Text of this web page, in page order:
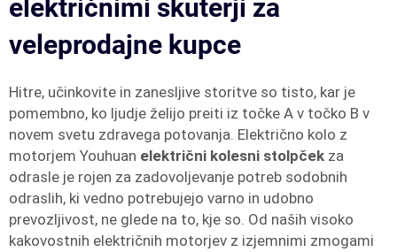
električnimi skuterji za
veleprodajne kupce
Hitre, učinkovite in zanesljive storitve so tisto, kar je
pomembno, ko ljudje želijo preiti iz točke A v točko B v
novem svetu zdravega potovanja. Električno kolo z
motorjem Youhuan električni kolesni stolpček za
odrasle je rojen za zadovoljevanje potreb sodobnih
odraslih, ki vedno potrebujejo varno in udobno
prevozljivost, ne glede na to, kje so. Od naših visoko
kakovostnih električnih motorjev z izjemnimi zmogami